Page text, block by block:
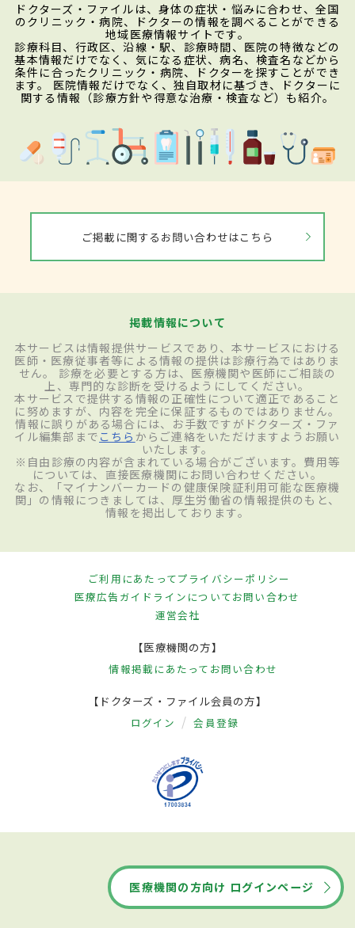
ならない、②我慢できる、たまに邪魔にな
る、③どうにか耐えられる、しばしば邪魔
になる、④耐えがたい、いつも邪魔にな
る、の４段階に分類し、③と④に該当する
と多汗症と判定されます。発汗測定は、汗
の成分に反応するヨードとでんぷんを発汗
治療
何らかの基礎疾患が原因で多汗症状が出て
いる場合は、基礎疾患の治療が優先されま
す。原発性多汗症に対しては治療ガイドライ
ンが定められ、手のひら、足の裏の原発性
多汗症には、まず、塩化アルミニウムとい
手足をつけ、微弱な電流を流すイオント
フォレーシスという治療のどちらかを行い
ます。それで効果が見られない場合は、ボツ
リヌス毒素局所注射療法があり、重症の手
のひらの多汗症で患者から強い希望がある
場合に限り、内視鏡で胸部の交感神経を遮
断する手術療法を選択することもありま
す。脇の原発性多汗症に対しては、まず、塩
化アルミニウム外用薬による治療を行い、
効果が見られない重症例に対してはボツリ
ヌス毒素注射療法が選択されます。この場
合のボツリヌス毒素注射療法は2012年に保
全般に対し、皮膚に炎症を伴う場合は抗炎
症薬を、精神症状を伴う場合は抗精神薬を
ドクターズ・ファイルは、身体の症状・悩みに合わせ、全国
のクリニック・病院、ドクターの情報を調べることができる
地域医療情報サイトです。
診療科目、行政区、沿線・駅、診療時間、医院の特徴などの
基本情報だけでなく、気になる症状、病名、検査名などから
条件に合ったクリニック・病院、ドクターを探すことができ
ます。 医院情報だけでなく、独自取材に基づき、ドクターに
関する情報（診療方針や得意な治療・検査など）も紹介。
ご掲載に関するお問い合わせはこちら
掲載情報について
本サービスは情報提供サービスであり、本サービスにおける
医師・医療従事者等による情報の提供は診療行為ではありま
せん。 診療を必要とする方は、医療機関や医師にご相談の
上、専門的な診断を受けるようにしてください。
本サービスで提供する情報の正確性について適正であること
に努めますが、内容を完全に保証するものではありません。
情報に誤りがある場合には、お手数ですがドクターズ・ファ
イル編集部まで こちら からご連絡をいただけますようお願い
いたします。
※自由診療の内容が含まれている場合がございます。費用等
については、直接医療機関にお問い合わせください。
なお、「マイナンバーカードの健康保険証利用可能な医療機
関」の情報につきましては、厚生労働省の情報提供のもと、
情報を掲出しております。
ご利用にあたってプライバシーポリシー
医療広告ガイドラインについてお問い合わせ
運営会社
【医療機関の方】
情報掲載にあたって お問い合わせ
【ドクターズ・ファイル会員の方】
ログイン 会員登録
医療機関の方向け ログインページ